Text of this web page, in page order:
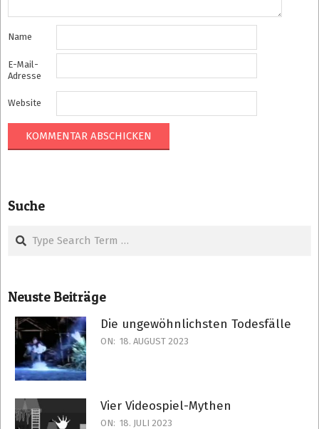
Name
E-Mail-
Adresse
Website
Suche
Search
Neuste Beiträge
Die ungewöhnlichsten Todesfälle
ON: 18. AUGUST 2023
Vier Videospiel-Mythen
ON: 18. JULI 2023